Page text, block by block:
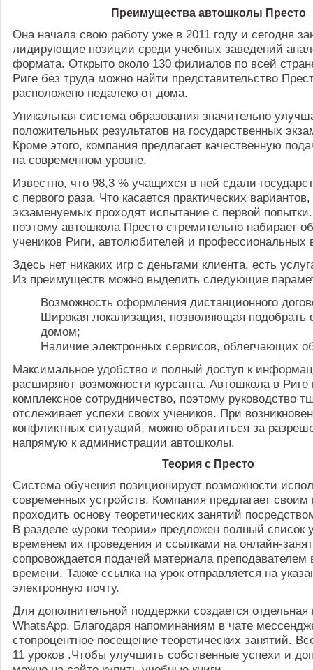
Преимущества автошколы Престо
Она начала свою работу уже в 2011 году и сегодня
лидирующие позиции среди учебных заведений
формата. Открыто около 130 филиалов по всей
Риге без труда можно найти представительство
расположено недалеко от дома.
Уникальная система образования значительно
положительных результатов на государственных
Кроме этого, компания предлагает качественную
на современном уровне.
Известно, что 98,3 % учащихся в ней сдали
с первого раза. Что касается практических
экзаменуемых проходят испытание с первой
поэтому автошкола Престо стремительно набирает
учеников Риги, автолюбителей и профессиональных
Здесь нет никаких игр с деньгами клиента, есть
Из преимуществ можно выделить следующие
Возможность оформления дистанционного
Широкая локализация, позволяющая
домом;
Наличие электронных сервисов, облегчающих
Максимальное удобство и полный доступ к
расширяют возможности курсанта. Автошкола в Риге
комплексное сотрудничество, поэтому руководство
отслеживает успехи своих учеников. При
конфликтных ситуаций, можно обратиться за
напрямую к администрации автошколы.
Теория с Престо
Система обучения позиционирует возможности
современных устройств. Компания предлагает своим
проходить основу теоретических занятий
В разделе «уроки теории» предложен полный список
временем их проведения и ссылками на онлайн-
сопровождается подачей материала преподавателем
времени. Также ссылка на урок отправляется на
электронную почту.
Для дополнительной поддержки создается отдельная
WhatsApp. Благодаря напоминаниям в чате
стопроцентное посещение теоретических занятий.
11 уроков .Чтобы улучшить собственные успехи и